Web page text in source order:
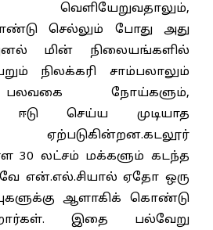
வெளியேறுவதாலும்,
செல்லும் போது அது
மின் நிலையங்களில்
நிலக்கரி சாம்பலாலும்
பலவகை நோய்களும்,
ஈடு செய்ய முடியாத
ஏற்படுகின்றன.கடலூர்
30 லட்சம் மக்களும் கடந்த
என்.எல்.சியால் ஏதோ ஒரு
ஆளாகிக் கொண்டு
இதை பல்வேறு